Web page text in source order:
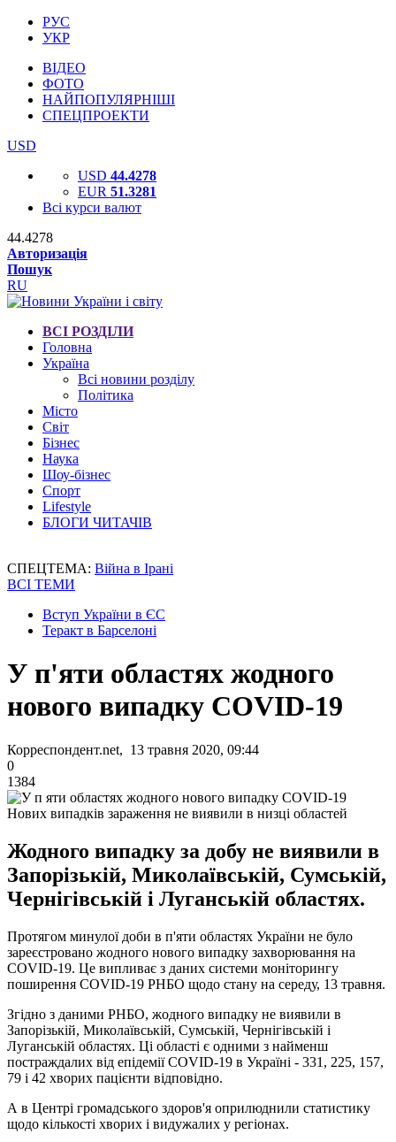
РУС
УКР
ВІДЕО
ФОТО
НАЙПОПУЛЯРНІШІ
СПЕЦПРОЕКТИ
USD
USD 44.4278
EUR 51.3281
Всі курси валют
44.4278
Авторизація
Пошук
RU
ВСІ РОЗДІЛИ
Головна
Україна
Всі новини розділу
Політика
Місто
Світ
Бізнес
Наука
Шоу-бізнес
Спорт
Lifestyle
БЛОГИ ЧИТАЧІВ
СПЕЦТЕМА: Війна в Ірані
ВСІ ТЕМИ
Вступ України в ЄС
Теракт в Барселоні
У п'яти областях жодного
нового випадку COVID-19
Корреспондент.net, 13 травня 2020, 09:44
0
1384
Нових випадків зараження не виявили в низці областей
Жодного випадку за добу не виявили в
Запорізькій, Миколаївській, Сумській,
Чернігівській і Луганській областях.
Протягом минулої доби в п'яти областях України не було
зареєстровано жодного нового випадку захворювання на
COVID-19. Це випливає з даних системи моніторингу
поширення COVID-19 РНБО щодо стану на середу, 13 травня.
Згідно з даними РНБО, жодного випадку не виявили в
Запорізькій, Миколаївській, Сумській, Чернігівській і
Луганській областях. Ці області є одними з найменш
постраждалих від епідемії COVID-19 в Україні - 331, 225, 157,
79 і 42 хворих пацієнти відповідно.
А в Центрі громадського здоров'я оприлюднили статистику
щодо кількості хворих і видужалих у регіонах.